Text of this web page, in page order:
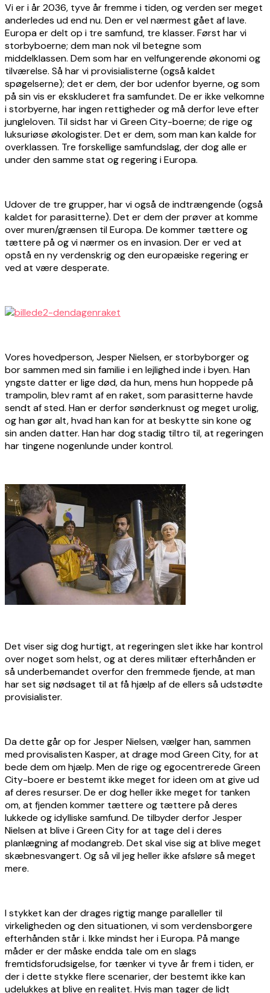
Vi er i år 2036, tyve år fremme i tiden, og verden ser meget
anderledes ud end nu. Den er vel nærmest gået af lave.
Europa er delt op i tre samfund, tre klasser. Først har vi
storbyboerne; dem man nok vil betegne som
middelklassen. Dem som har en velfungerende økonomi og
tilværelse. Så har vi provisialisterne (også kaldet
spøgelserne); det er dem, der bor udenfor byerne, og som
på sin vis er ekskluderet fra samfundet. De er ikke velkomne
i storbyerne, har ingen rettigheder og må derfor leve efter
jungleloven. Til sidst har vi Green City-boerne; de rige og
luksuriøse økologister. Det er dem, som man kan kalde for
overklassen. Tre forskellige samfundslag, der dog alle er
under den samme stat og regering i Europa.
Udover de tre grupper, har vi også de indtrængende (også
kaldet for parasitterne). Det er dem der prøver at komme
over muren/grænsen til Europa. De kommer tættere og
tættere på og vi nærmer os en invasion. Der er ved at
opstå en ny verdenskrig og den europæiske regering er
ved at være desperate.
Vores hovedperson, Jesper Nielsen, er storbyborger og
bor sammen med sin familie i en lejlighed inde i byen. Han
yngste datter er lige død, da hun, mens hun hoppede på
trampolin, blev ramt af en raket, som parasitterne havde
sendt af sted. Han er derfor sønderknust og meget urolig,
og han gør alt, hvad han kan for at beskytte sin kone og
sin anden datter. Han har dog stadig tiltro til, at regeringen
har tingene nogenlunde under kontrol.
Det viser sig dog hurtigt, at regeringen slet ikke har kontrol
over noget som helst, og at deres militær efterhånden er
så underbemandet overfor den fremmede fjende, at man
har set sig nødsaget til at få hjælp af de ellers så udstødte
provisialister.
Da dette går op for Jesper Nielsen, vælger han, sammen
med provisalisten Kasper, at drage mod Green City, for at
bede dem om hjælp. Men de rige og egocentrerede Green
City-boere er bestemt ikke meget for ideen om at give ud
af deres resurser. De er dog heller ikke meget for tanken
om, at fjenden kommer tættere og tættere på deres
lukkede og idylliske samfund. De tilbyder derfor Jesper
Nielsen at blive i Green City for at tage del i deres
planlægning af modangreb. Det skal vise sig at blive meget
skæbnesvangert. Og så vil jeg heller ikke afsløre så meget
mere.
I stykket kan der drages rigtig mange paralleller til
virkeligheden og den situationen, vi som verdensborgere
efterhånden står i. Ikke mindst her i Europa. På mange
måder er der måske endda tale om en slags
fremtidsforudsigelse, for tænker vi tyve år frem i tiden, er
der i dette stykke flere scenarier, der bestemt ikke kan
udelukkes at blive en realitet. Hvis man tager de lidt